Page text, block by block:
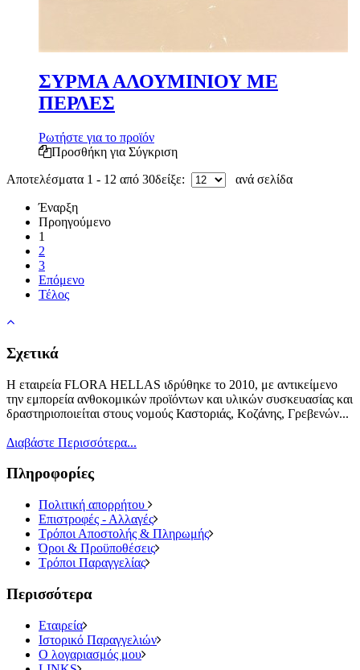
ΣΥΡΜΑ ΑΛΟΥΜΙΝΙΟΥ ΜΕ
ΠΕΡΛΕΣ
Ρωτήστε για το προϊόν
Προσθήκη για Σύγκριση
Αποτελέσματα 1 - 12 από 30δείξε: ανά σελίδα
Έναρξη
Προηγούμενο
1
2
3
Επόμενο
Τέλος
Σχετικά
Η εταιρεία FLORA HELLAS ιδρύθηκε το 2010, με αντικείμενο
την εμπορεία ανθοκομικών προϊόντων και υλικών συσκευασίας και
δραστηριοποιείται στους νομούς Καστοριάς, Κοζάνης, Γρεβενών...
Διαβάστε Περισσότερα...
Πληροφορίες
Πολιτική απορρήτου
Επιστροφές - Αλλαγές
Τρόποι Αποστολής & Πληρωμής
Όροι & Προϋποθέσεις
Τρόποι Παραγγελίας
Περισσότερα
Εταιρεία
Ιστορικό Παραγγελιών
Ο λογαριασμός μου